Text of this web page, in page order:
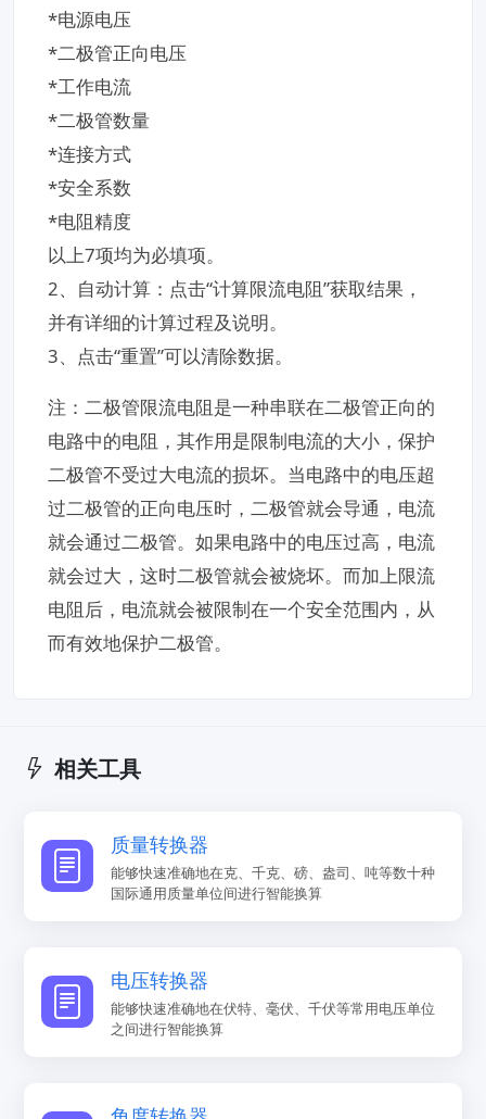
*电源电压
*二极管正向电压
*工作电流
*二极管数量
*连接方式
*安全系数
*电阻精度
以上7项均为必填项。
2、自动计算​：点击“计算限流电阻”获取结果，
并有详细的计算过程及说明。
3、点击“重置”可以清除数据。
注：二极管限流电阻是一种串联在二极管正向的
电路中的电阻，其作用是限制电流的大小，保护
二极管不受过大电流的损坏。当电路中的电压超
过二极管的正向电压时，二极管就会导通，电流
就会通过二极管。如果电路中的电压过高，电流
就会过大，这时二极管就会被烧坏。而加上限流
电阻后，电流就会被限制在一个安全范围内，从
而有效地保护二极管。
相关工具
质量转换器
能够快速准确地在克、千克、磅、盎司、吨等数十种
国际通用质量单位间进行智能换算
电压转换器
能够快速准确地在伏特、毫伏、千伏等常用电压单位
之间进行智能换算